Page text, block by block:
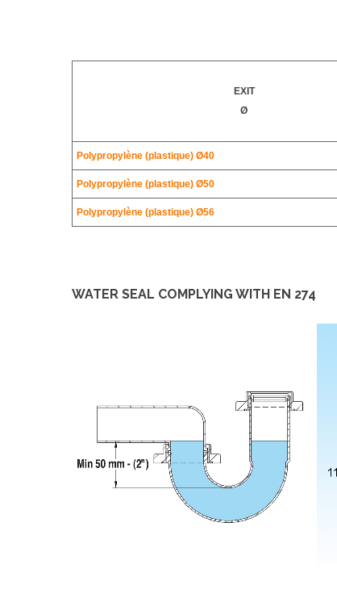
EXIT
Ø
Polypropylène (plastique) Ø40
Polypropylène (plastique) Ø50
Polypropylène (plastique) Ø56
WATER SEAL COMPLYING WITH EN 274